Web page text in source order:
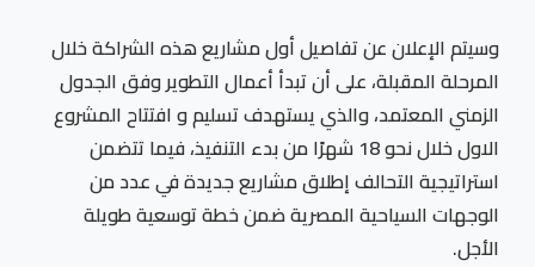
وسيتم الإعلان عن تفاصيل أول مشاريع هذه الشراكة خلال
المرحلة المقبلة، على أن تبدأ أعمال التطوير وفق الجدول
الزمني المعتمد، والذي يستهدف تسليم و افتتاح المشروع
الاول خلال نحو 18 شهرًا من بدء التنفيذ، فيما تتضمن
استراتيجية التحالف إطلاق مشاريع جديدة في عدد من
الوجهات السياحية المصرية ضمن خطة توسعية طويلة
الأجل.